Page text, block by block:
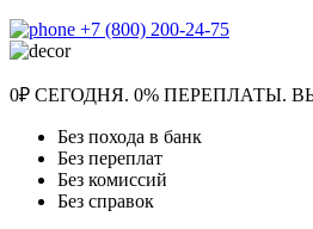
+7 (800) 200-24-75
0₽ СЕГОДНЯ. 0% ПЕРЕПЛАТЫ.
Без похода в банк
Без переплат
Без комиссий
Без справок